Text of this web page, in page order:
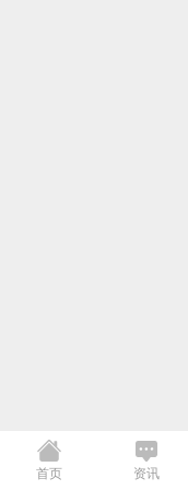
首页 资讯